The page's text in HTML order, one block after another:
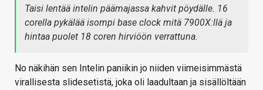
Taisi lentää intelin päämajassa kahvit pöydälle. 16
corella pykälää isompi base clock mitä 7900X:llä ja
hintaa puolet 18 coren hirviöön verrattuna.
No näkihän sen Intelin paniikin jo niiden viimeisimmästä
virallisesta slidesetistä, joka oli laadultaan ja sisällöltään